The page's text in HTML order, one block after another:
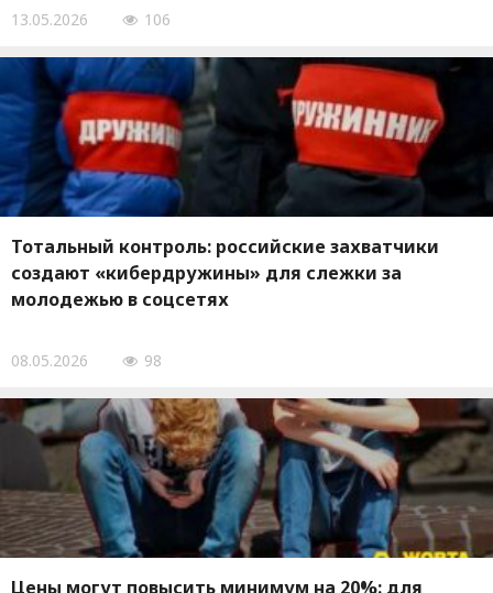
13.05.2026 106
Тотальный контроль: российские захватчики
создают «кибердружины» для слежки за
молодежью в соцсетях
08.05.2026 98
Цены могут повысить минимум на 20%: для